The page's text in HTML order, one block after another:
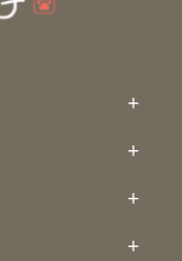
+
+
+
+